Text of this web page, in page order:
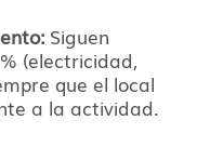
Siguen
(electricidad,
que el local
a la actividad.